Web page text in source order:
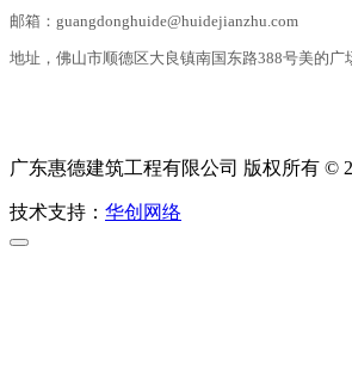
邮箱：guangdonghuide@huidejianzhu.com
地址，佛山市顺德区大良镇南国东路388号美的广
广东惠德建筑工程有限公司 版权所有 ©
技术支持： 华创网络